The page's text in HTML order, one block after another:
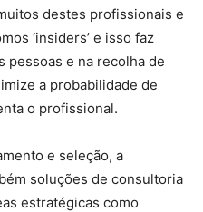
destes profissionais e
‘insiders’ e isso faz
pessoas e na recolha de
a probabilidade de
o profissional.
e seleção, a
soluções de consultoria
estratégicas como